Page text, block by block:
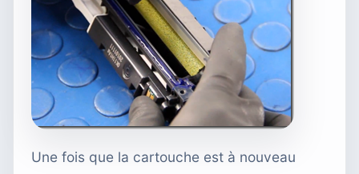
Une fois que la cartouche est à nouveau